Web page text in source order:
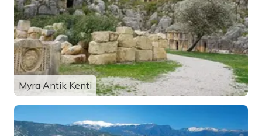
Myra Antik Kenti